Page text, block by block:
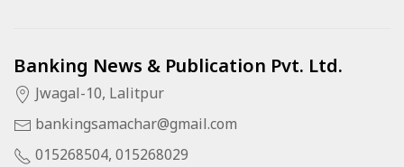
Banking News & Publication Pvt. Ltd.
Jwagal-10, Lalitpur
bankingsamachar@gmail.com
015268504, 015268029